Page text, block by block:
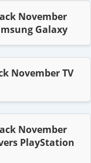
November
Galaxy
November TV
November
PlayStation